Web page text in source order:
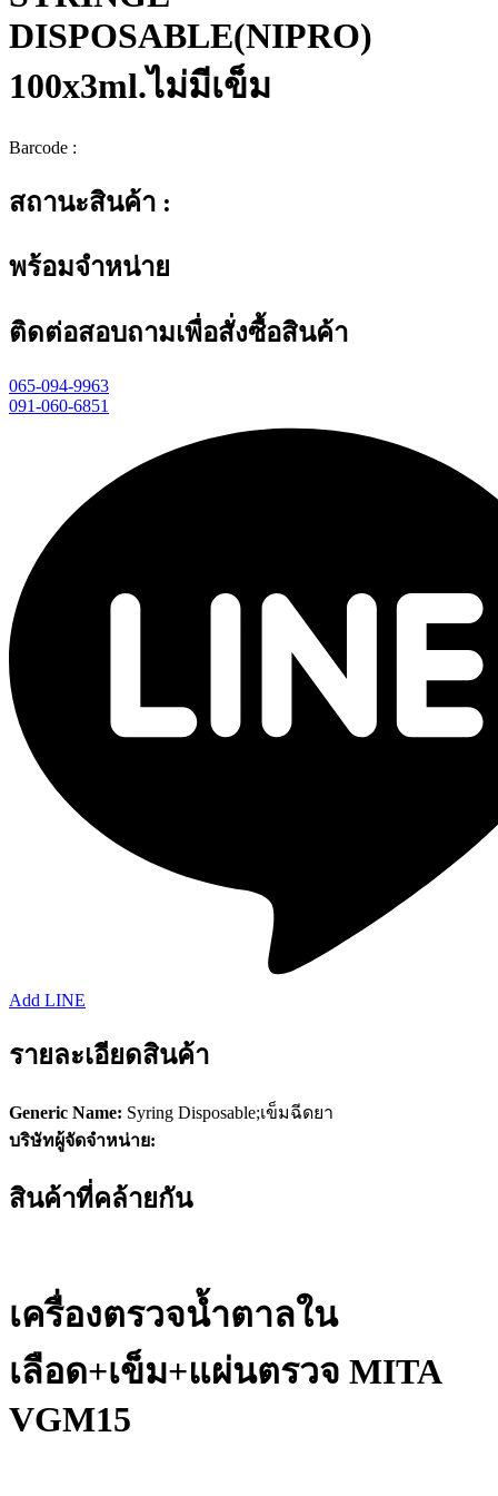
DISPOSABLE(NIPRO)
100x3ml.ไม่มีเข็ม
Barcode :
สถานะสินค้า :
พร้อมจำหน่าย
ติดต่อสอบถามเพื่อสั่งซื้อสินค้า
065-094-9963
091-060-6851
Add LINE
รายละเอียดสินค้า
Generic Name: Syring Disposable;เข็มฉีดยา
บริษัทผู้จัดจำหน่าย:
สินค้าที่คล้ายกัน
เครื่องตรวจน้ำตาลใน
เลือด+เข็ม+แผ่นตรวจ MITA
VGM15